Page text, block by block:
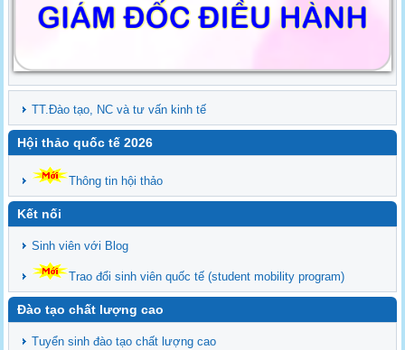
TT.Đào tạo, NC và tư vấn kinh tế
Hội thảo quốc tế 2026
Thông tin hội thảo
Kết nối
Sinh viên với Blog
Trao đổi sinh viên quốc tế (student mobility program)
Đào tạo chất lượng cao
Tuyển sinh đào tạo chất lượng cao